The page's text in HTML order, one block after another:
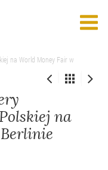
na World Money Fair w
na